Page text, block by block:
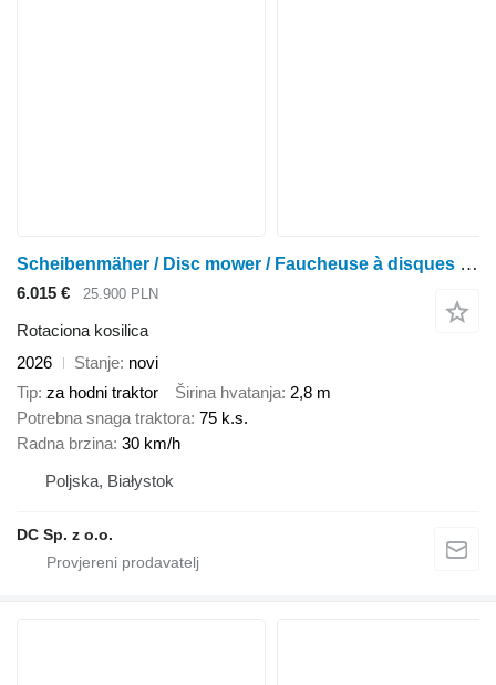
Scheibenmäher / Disc mower / Faucheuse à disques 2,8 m
6.015 € 25.900 PLN
Rotaciona kosilica
2026
Stanje novi
Tip za hodni traktor Širina hvatanja 2,8 m
Potrebna snaga traktora 75 k.s.
Radna brzina 30 km/h
Poljska, Białystok
DC Sp. z o.o.